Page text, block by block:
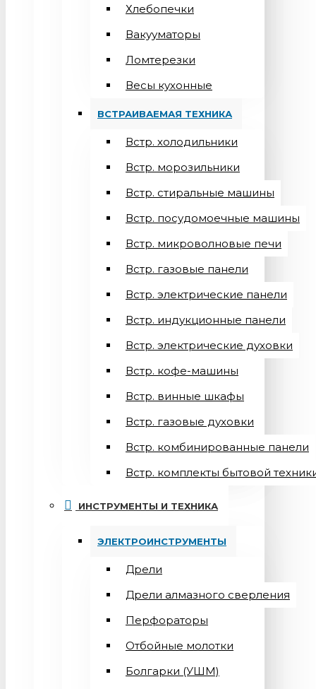
Хлебопечки
Вакууматоры
Ломтерезки
Весы кухонные
ВСТРАИВАЕМАЯ ТЕХНИКА
Встр. холодильники
Встр. морозильники
Встр. стиральные машины
Встр. посудомоечные машины
Встр. микроволновые печи
Встр. газовые панели
Встр. электрические панели
Встр. индукционные панели
Встр. электрические духовки
Встр. кофе-машины
Встр. винные шкафы
Встр. газовые духовки
Встр. комбинированные панели
Встр. комплекты бытовой
ИНСТРУМЕНТЫ И ТЕХНИКА
ЭЛЕКТРОИНСТРУМЕНТЫ
Дрели
Дрели алмазного сверления
Перфораторы
Отбойные молотки
Болгарки (УШМ)